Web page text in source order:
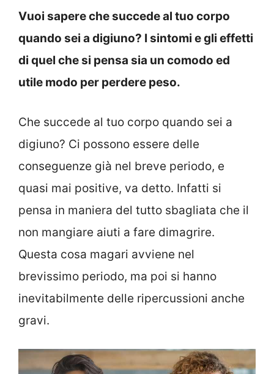
Vuoi sapere che succede al tuo corpo
quando sei a digiuno? I sintomi e gli effetti
di quel che si pensa sia un comodo ed
utile modo per perdere peso.
Che succede al tuo corpo quando sei a
digiuno? Ci possono essere delle
conseguenze già nel breve periodo, e
quasi mai positive, va detto. Infatti si
pensa in maniera del tutto sbagliata che il
non mangiare aiuti a fare dimagrire.
Questa cosa magari avviene nel
brevissimo periodo, ma poi si hanno
inevitabilmente delle ripercussioni anche
gravi.